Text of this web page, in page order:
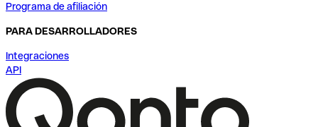
Programa de afiliación
PARA DESARROLLADORES
Integraciones
API